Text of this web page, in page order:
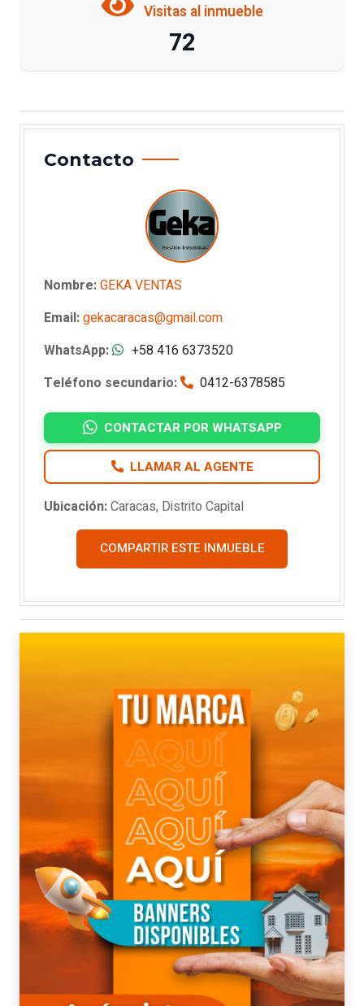
Visitas al inmueble
72
Contacto
Nombre:GEKA VENTAS
Email:gekacaracas@gmail.com
WhatsApp:
+58 416 6373520
Teléfono secundario:
0412-6378585
CONTACTAR POR WHATSAPP
LLAMAR AL AGENTE
Ubicación:Caracas, Distrito Capital
COMPARTIR ESTE INMUEBLE